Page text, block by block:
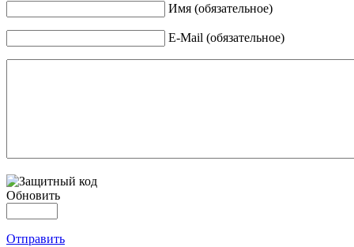
Имя (обязательное)
E-Mail (обязательное)
Обновить
Отправить